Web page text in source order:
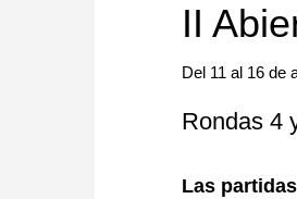
II
Del 11 al 16 de
Rondas 4
Las